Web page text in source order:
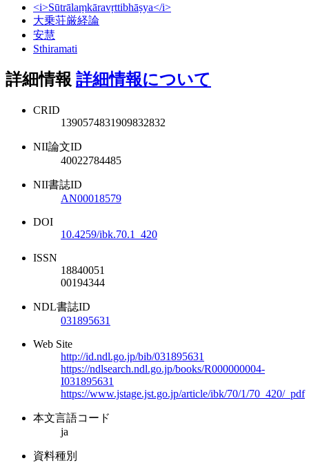
<i>Sūtrālaṃkāravṛttibhāṣya</i>
大乗荘厳経論
安慧
Sthiramati
詳細情報 詳細情報について
CRID
1390574831909832832
NII論文ID
40022784485
NII書誌ID
AN00018579
DOI
10.4259/ibk.70.1_420
ISSN
18840051
00194344
NDL書誌ID
031895631
Web Site
http://id.ndl.go.jp/bib/031895631
https://ndlsearch.ndl.go.jp/books/R000000004-
I031895631
https://www.jstage.jst.go.jp/article/ibk/70/1/70_420/_pdf
本文言語コード
ja
資料種別